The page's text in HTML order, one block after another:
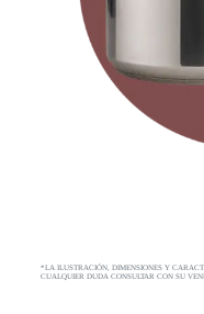
*LA ILUSTRACIÓN, DIMENSIONES Y
CUALQUIER DUDA CONSULTAR CON SU